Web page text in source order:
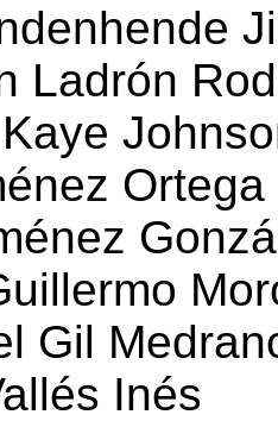
Ladrón
Ortega
Gil
Inés